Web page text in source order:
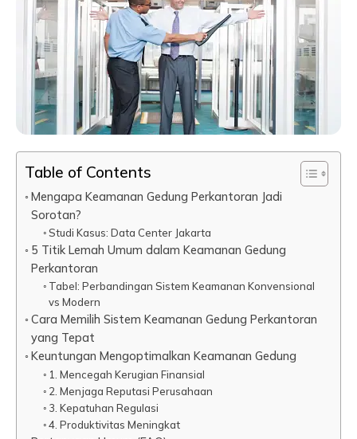
Table of Contents
Mengapa Keamanan Gedung Perkantoran Jadi
Sorotan?
Studi Kasus: Data Center Jakarta
5 Titik Lemah Umum dalam Keamanan Gedung
Perkantoran
Tabel: Perbandingan Sistem Keamanan Konvensional
vs Modern
Cara Memilih Sistem Keamanan Gedung Perkantoran
yang Tepat
Keuntungan Mengoptimalkan Keamanan Gedung
1. Mencegah Kerugian Finansial
2. Menjaga Reputasi Perusahaan
3. Kepatuhan Regulasi
4. Produktivitas Meningkat